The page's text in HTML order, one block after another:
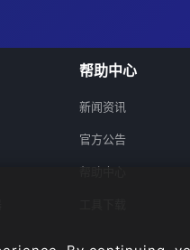
帮助中心
新闻资讯
官方公告
帮助中心